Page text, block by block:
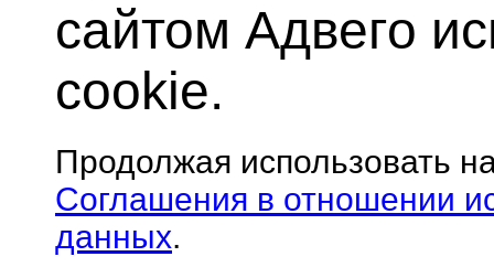
сайтом Адвего
cookie.
Продолжая использовать
Соглашения в отношении
данных.